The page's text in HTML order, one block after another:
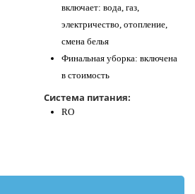
включает: вода, газ,
электричество, отопление,
смена белья
Финальная уборка: включена
в стоимость
Система питания:
RO